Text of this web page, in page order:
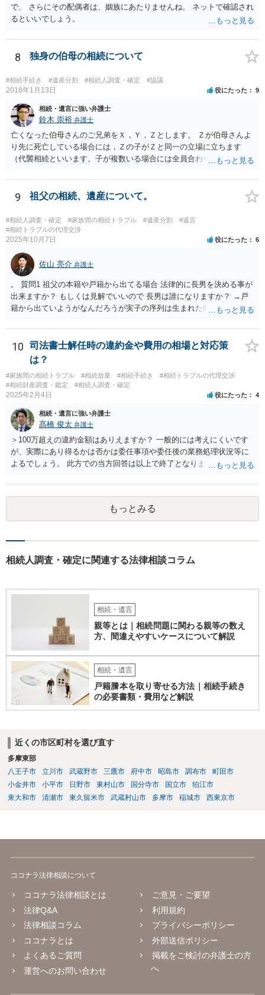
で、 さらにその配偶者は、姻族にあたりませんね。 ネットで確認され
るといいでしょう。
8 独身の伯母の相続について
#相続手続き #遺産分割 #相続人調査・確定 #協議
2018年1月13日 役にたった 9
相続・遺言に強い弁護士
鈴木 崇裕 弁護士
亡くなった伯母さんのご兄弟をＸ，Ｙ，Ｚとします。 Ｚが伯母さんよ
り先に死亡している場合には，Ｚの子がＺと同一の立場に立ちます
（代襲相続といいます。子が複数いる場合には全員合わせてＺと同一
つの相続分を有していますので， そのことを前提として，遺産分割協
議をすることになります（必ずしも３分の１ずつにしなくても，合意
ができれば構いません。）。 今後の対応としては， ①伯母さんの相続
財産（遺産）の全容を整理する（預貯金，有価証券，不動産等の有無
を調べることになります。） ②相続財産に照らし，相続税の申告の準
備をする（税理士の先生にご相談ください。） ③遺産分割協議をする
（ご本人同士で行っても構いませんし，弁護士に相談することもよろ
しいと思います。） ことになります。
9 祖父の相続、遺産について。
#相続人調査・確定 #家族間の相続トラブル #遺産分割
#遺言
#相続トラブルの代理交渉
2025年10月7日 役にたった 6
佐山 亮介 弁護士
。 質問1 祖父の本籍や戸籍から出てる場合 法律的に長男を決める事が
出来ますか？ もしくは見解でいいので 長男は誰になりますか？ →戸
籍から出ていようがなんだろうが実子の序列は生まれた順ですから、
書が腹違いの長男に向けてある場合 書かれてる内容が最優先にされる
のですか？ →遺書というのが、法律上の遺言の形式を守っている限り
はそのとおりです。 質問3 父が腹違いの長男に法律的に優位になれそ
うな事はありますか？ →遺言が有効な場合、優位に立つことはできま
せんが、お祖父様が認知症であるなどの「遺言が作れないはずの事
情」があるならば①遺言無効確認の訴えを起こすのは一つの手です。
問4 相続トラブルの代理交渉は可能でしょうか。 →一般論としては可
能ですが、お伺いする内容ですとお祖父様が亡くなられた後に動くこ
とになるでしょう。
10
司法書士解任時の違約金や費用の相場と対応策
は？
#家族間の相続トラブル #相続放棄 #相続手続き
#相続トラブルの代理交渉
#相続財産調査・鑑定
#相続人調査・確定
2025年2月4日 役にたった 4
相続・遺言に強い弁護士
髙橋 俊太 弁護士
＞100万超えの違約金額はありえますか？ 一般的には考えにくいです
が、実際にあり得るかは否かは委任事項や委任後の業務処理状況等に
よるでしょう。 此方での当方回答は以上で終了となりますが、参考に
もっとみる
相続人調査・確定に関連する法律相談コラム
相続・遺言
親等とは｜相続問題に関わる親等の数え
方、間違えやすいケースについて解説
相続・遺言
戸籍謄本を取り寄せる方法｜相続手続き
の必要書類・費用など解説
近くの市区町村を選び直す
多摩東部
八王子市
立川市 武蔵野市 三鷹市 府中市 昭島市 調布市
町田市
小金井市
小平市 日野市 東村山市 国分寺市 国立市
狛江市
東大和市
清瀬市 東久留米市 武蔵村山市 多摩市 稲城市 西東京市
ココナラ法律相談について
ココナラ法律相談とは
法律Q&A
法律相談コラム
ココナラとは
よくあるご質問
運営へのお問い合わせ
ご意見・ご要望
利用規約
プライバシーポリシー
外部送信ポリシー
掲載をご検討の弁護士の方
へ